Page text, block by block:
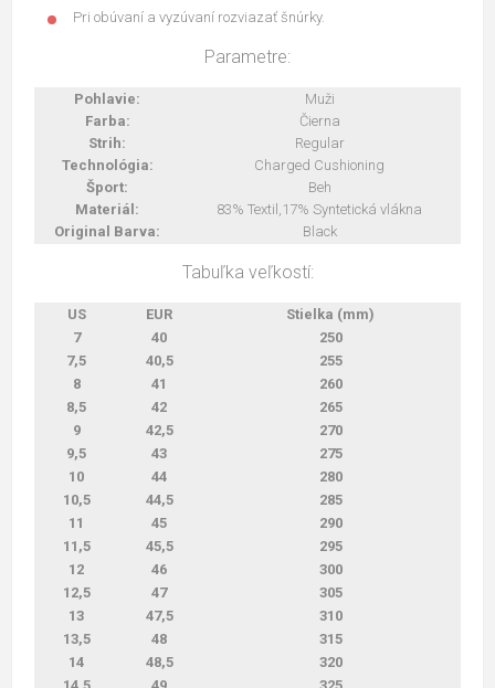
Pri obúvaní a vyzúvaní rozviazať šnúrky.
Parametre:
Pohlavie:
Muži
Farba:
Čierna
Strih:
Regular
Technológia:
Charged Cushioning
Šport:
Beh
Materiál:
83% Textil,17% Syntetická vlákna
Original Barva:
Black
Tabuľka veľkostí:
US EUR
Stielka (mm)
7
40
250
7,5
40,5
255
8
41
260
8,5
42
265
9
42,5
270
9,5
43
275
10
44
280
10,5
44,5
285
11
45
290
11,5
45,5
295
12
46
300
12,5
47
305
13
47,5
310
13,5
48
315
14
48,5
320